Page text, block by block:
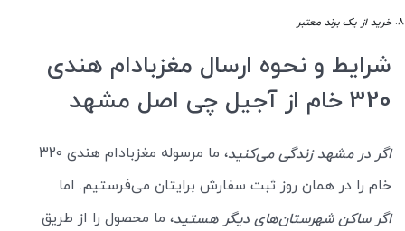
خرید از یک برند معتبر
شرایط و نحوه ارسال مغزبادام هندی
320 خام از آجیل چی اصل مشهد
اگر در مشهد زندگی می‌کنید
، ما مرسوله مغزبادام هندی 320
خام را در همان روز ثبت سفارش برایتان می‌فرستیم. اما
اگر ساکن شهرستان‌های دیگر هستید، ما محصول را از طریق